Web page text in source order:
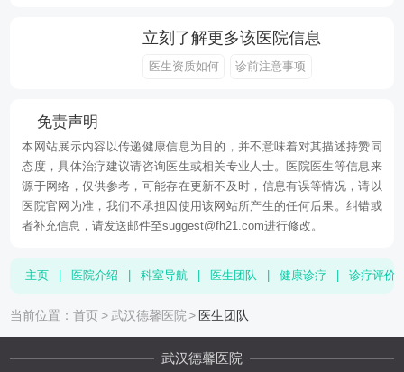
立刻了解更多该医院信息
医生资质如何 诊前注意事项
免责声明
本网站展示内容以传递健康信息为目的，并不意味着对其描述持赞同
态度，具体治疗建议请咨询医生或相关专业人士。医院医生等信息来
源于网络，仅供参考，可能存在更新不及时，信息有误等情况，请以
医院官网为准，我们不承担因使用该网站所产生的任何后果。纠错或
者补充信息，请发送邮件至suggest@fh21.com进行修改。
主页 医院介绍 科室导航 医生团队 健康诊疗 诊疗评价
当前位置：首页> 武汉德馨医院 > 医生团队
武汉德馨医院